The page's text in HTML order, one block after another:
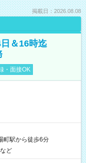
掲載日：2026.08.08
＆16時迄
・面接OK
町駅から徒歩6分
ど